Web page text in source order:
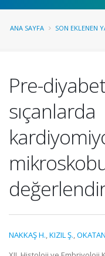
ANA SAYFA SON EKLENEN
Pre-
sıçanlarda
NAKKAŞ H.,KIZIL Ş.,